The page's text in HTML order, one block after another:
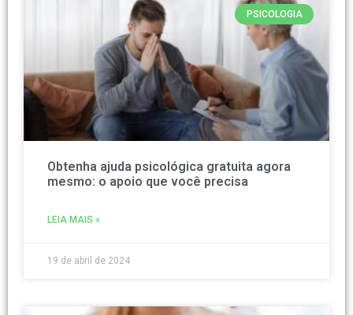
PSICOLOGIA
Obtenha ajuda psicológica gratuita agora
mesmo: o apoio que você precisa
LEIA MAIS »
19 de abril de 2024